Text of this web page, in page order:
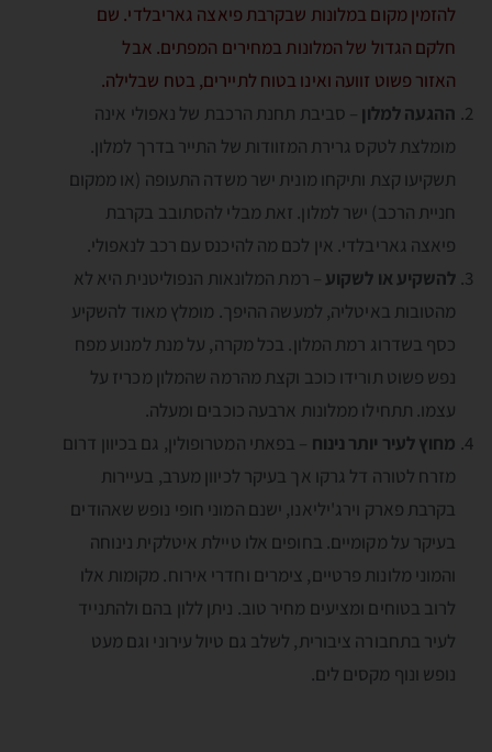
להזמין מקום במלונות שבקרבת פיאצה גאריבלדי. שם
חלקם הגדול של המלונות במחירים המפתים. אבל
האזור פשוט זוועה ואינו בטוח לתיירים, בטח שבלילה.
ההגעה למלון – סביבת תחנת הרכבת של נאפולי אינה
מומלצת לטקס גרירת המזוודות של התייר בדרך למלון.
תשקיעו קצת ותיקחו מונית ישר משדה התעופה (או ממקום
חניית הרכב) ישר למלון. זאת מבלי להסתובב בקרבת
פיאצה גאריבלדי. אין לכם מה להיכנס עם רכב לנאפולי.
להשקיע או לשקוע– רמת המלונאות הנפוליטנית היא לא
מהטובות באיטליה, למעשה ההיפך. מומלץ מאוד להשקיע
כסף בשדרוג רמת המלון. בכל מקרה, על מנת למנוע מפח
נפש פשוט תורידו כוכב וקצת מהרמה שהמלון מכריז על
עצמו. תתחילו ממלונות ארבעה כוכבים ומעלה.
מחוץ לעיר יותר נינוח – בפאתי המטרופולין, גם בכיוון דרום
מזרח לטורה דל גרקו אך בעיקר לכיוון מערב, בעיירות
בקרבת פארק וירג'יליאנו, ישנם המוני חופי נופש שאהודים
בעיקר על מקומיים. בחופים אלו טיילת איטלקית נינוחה
והמוני מלונות פרטיים, צימרים וחדרי אירוח. מקומות אלו
לרוב בטוחים ומציעים מחיר טוב. ניתן ללון בהם ולהתנייד
לעיר בתחבורה ציבורית, לשלב גם טיול עירוני וגם מעט
נופש ונוף מקסים לים.